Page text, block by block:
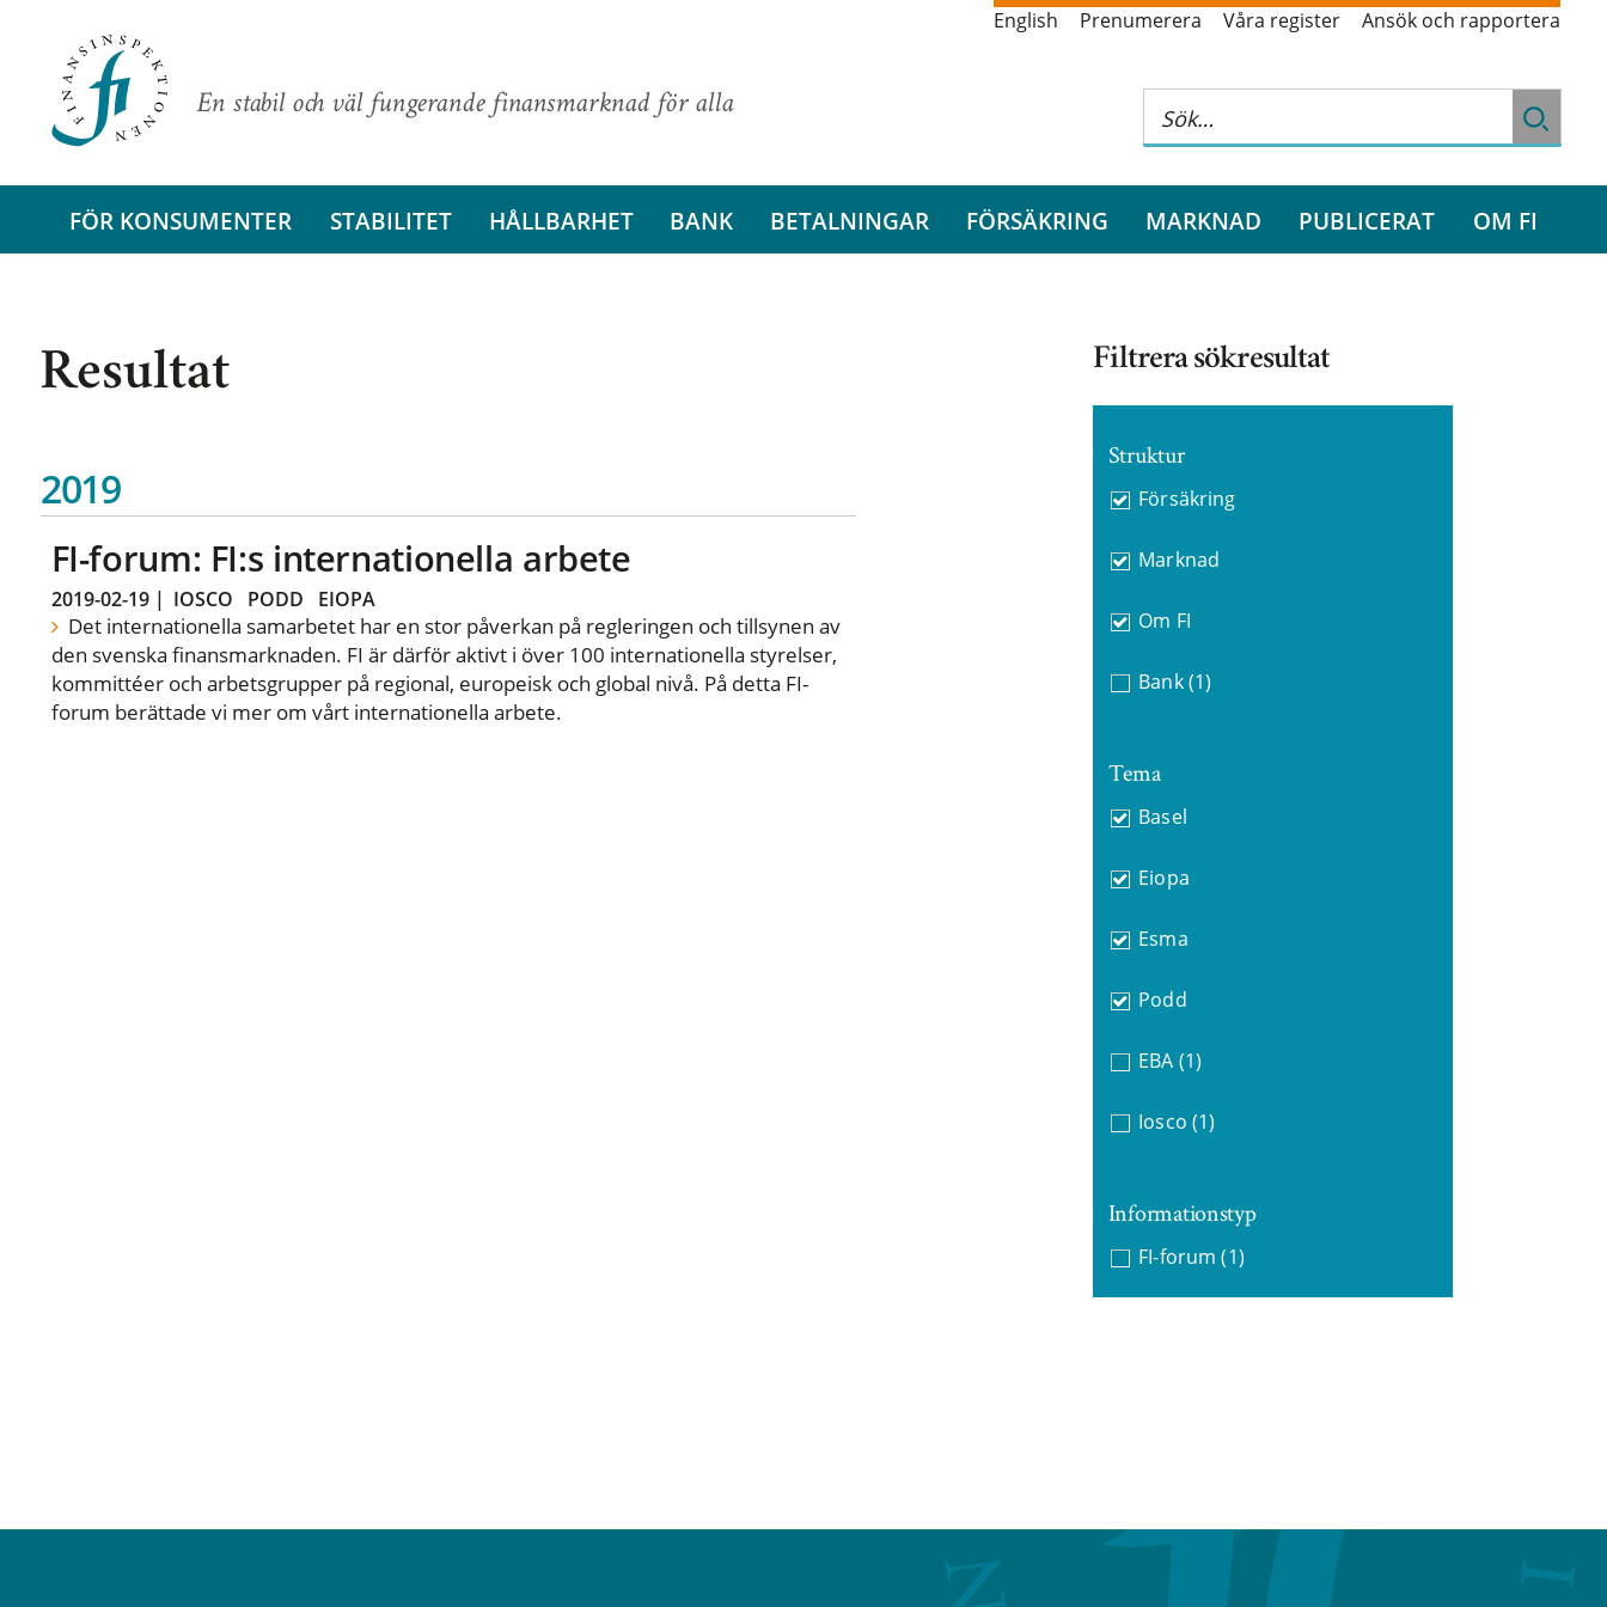
En stabil och väl fungerande finansmarknad för alla
English Prenumerera Våra register Ansök och rapportera
FÖR KONSUMENTER STABILITET HÅLLBARHET BANK BETALNINGAR FÖRSÄKRING MARKNAD PUBLICERAT OM FI
Resultat
2019
FI-forum: FI:s internationella arbete
2019-02-19| IOSCO PODD EIOPA
Det internationella samarbetet har en stor påverkan på regleringen och tillsynen av
den svenska finansmarknaden. FI är därför aktivt i över 100 internationella styrelser,
kommittéer och arbetsgrupper på regional, europeisk och global nivå. På detta FI-
forum berättade vi mer om vårt internationella arbete.
Filtrera sökresultat
Struktur
Försäkring
Marknad
Om FI
Bank (1)
Tema
Basel
Eiopa
Esma
Podd
EBA (1)
Iosco (1)
Informationstyp
FI-forum (1)